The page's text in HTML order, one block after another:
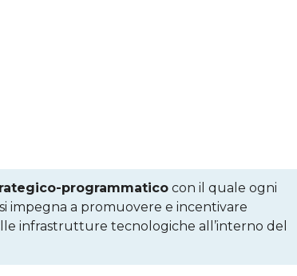
programmatico con il quale ogni
impegna a promuovere e incentivare
infrastrutture tecnologiche all’interno del